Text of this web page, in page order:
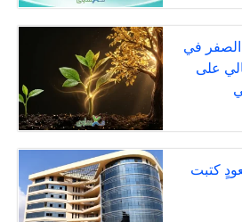
الصفر في
على
كتبت